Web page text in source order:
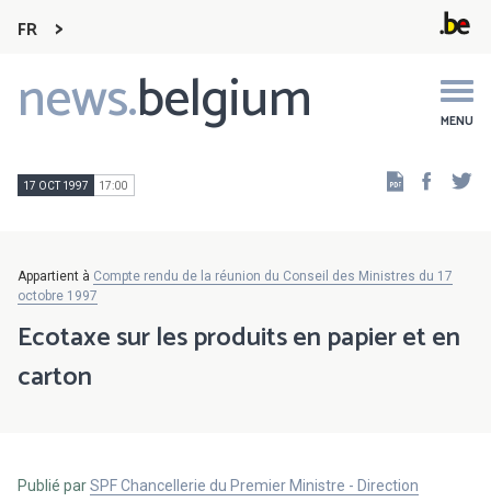
FR
news.belgium MENU
Main
navigation
17 OCT 1997 17:00
Appartient à Compte rendu de la réunion du Conseil des Ministres du 17
octobre 1997
Ecotaxe sur les produits en papier et en
carton
Publié parSPF Chancellerie du Premier Ministre - Direction